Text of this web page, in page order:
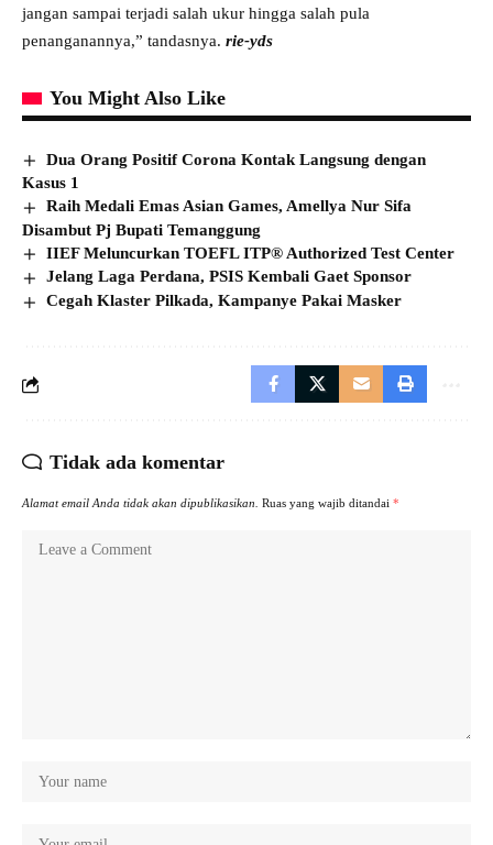
jangan sampai terjadi salah ukur hingga salah pula
penanganannya,” tandasnya. rie-yds
You Might Also Like
Dua Orang Positif Corona Kontak Langsung dengan
Kasus 1
Raih Medali Emas Asian Games, Amellya Nur Sifa
Disambut Pj Bupati Temanggung
IIEF Meluncurkan TOEFL ITP® Authorized Test Center
Jelang Laga Perdana, PSIS Kembali Gaet Sponsor
Cegah Klaster Pilkada, Kampanye Pakai Masker
Tidak ada komentar
Alamat email Anda tidak akan dipublikasikan. Ruas yang wajib ditandai *